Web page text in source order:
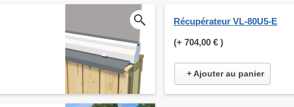
Récupérateur VL-80U5-E
(+ 704,00 € )
+ Ajouter au panier